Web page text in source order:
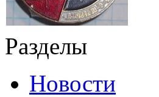
Разделы
Новости